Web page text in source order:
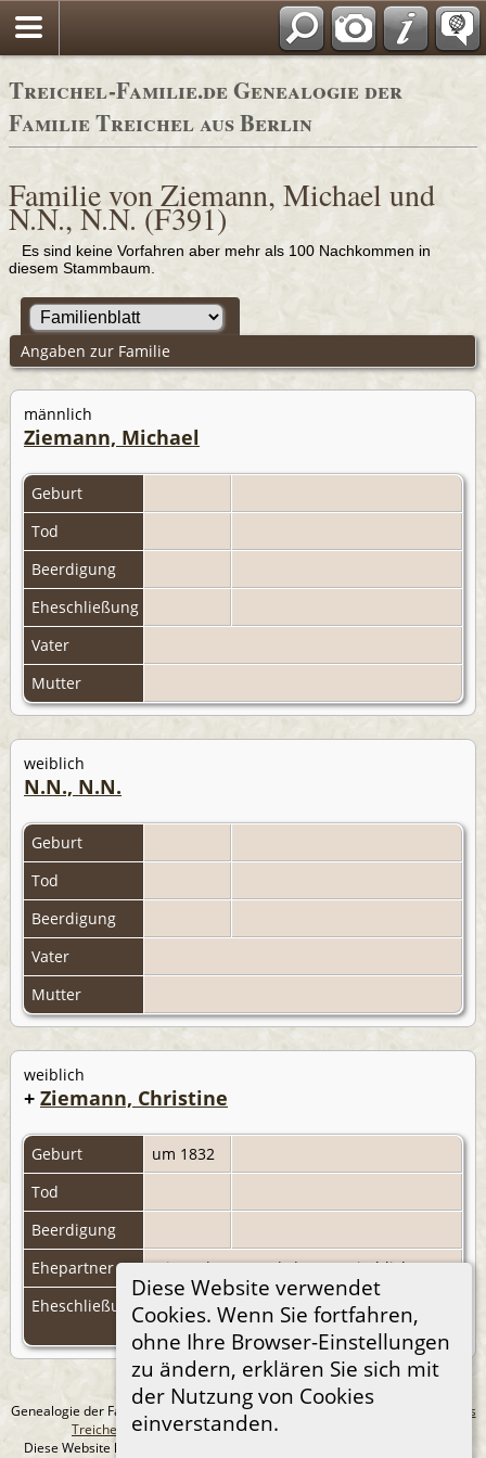
Adressbücher
Treichel-Familie.de Genealogie der
Familie Treichel aus Berlin
Diese Website verwendet
Cookies. Wenn Sie fortfahren,
ohne Ihre Browser-Einstellungen
zu ändern, erklären Sie sich mit
der Nutzung von Cookies
einverstanden.
Familie von Ziemann, Michael und
N.N., N.N. (F391)
Es sind keine Vorfahren aber mehr als 100 Nachkommen in
diesem Stammbaum.
Angaben zur Familie
männlich
Ziemann, Michael
Geburt
Tod
Beerdigung
Eheschließung
Vater
Mutter
weiblich
N.N., N.N.
Geburt
Tod
Beerdigung
Vater
Mutter
weiblich
+ Ziemann, Christine
Geburt
um 1832
Tod
Beerdigung
Ehepartner
Stier, Johann Jacob|F351(Kirchlich)
Eheschließung
27 Nov
1851
Sobbowitz, Landkreis
Dirschau, Westpreußen
Genealogie der Familie Treichel aus Berlin. - erstellt und betreut von
Andreas
Treichel
Copyright © 2014-2026 Alle Rechte vorbehalten.
Diese Website läuft mit